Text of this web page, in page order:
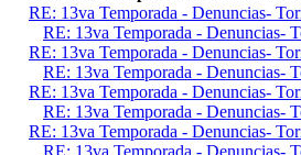
RE: 13va Temporada - Denuncias-
RE: 13va Temporada - Denuncias-
RE: 13va Temporada - Denuncias-
RE: 13va Temporada - Denuncias-
RE: 13va Temporada - Denuncias-
RE: 13va Temporada - Denuncias-
RE: 13va Temporada - Denuncias-
RE: 13va Temporada - Denuncias-